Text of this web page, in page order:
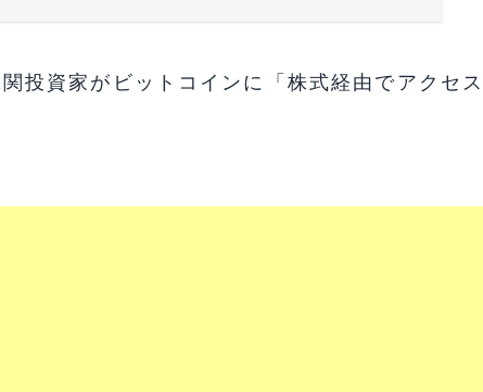
投資家がビットコインに「株式経由でアクセス